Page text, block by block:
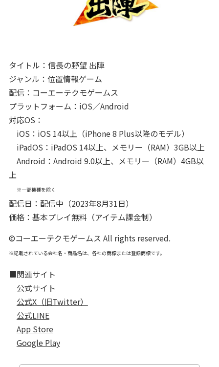
タイトル：信長の野望 出陣
ジャンル：位置情報ゲーム
配信：コーエーテクモゲームス
プラットフォーム：iOS／Android
対応OS：
iOS：iOS 14以上（iPhone 8 Plus以降のモデル）
iPadOS：iPadOS 14以上、メモリー（RAM）3GB以上
Android：Android 9.0以上、メモリー（RAM）4GB以
上
※一部機種を除く
配信日：配信中（2023年8月31日）
価格：基本プレイ無料（アイテム課金制）
©コーエーテクモゲームス All rights reserved.
※記載されている会社名・商品名は、各社の商標または登録商標です。
■関連サイト
公式サイト
公式X（旧Twitter）
公式LINE
App Store
Google Play